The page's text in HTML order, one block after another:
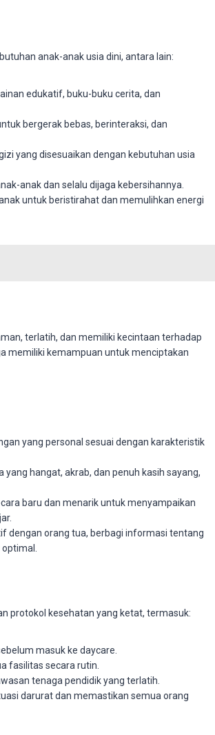
anak-anak usia dini, antara lain:
edukatif, buku-buku cerita, dan
bergerak bebas, berinteraksi, dan
yang disesuaikan dengan kebutuhan usia
anak dan selalu dijaga kebersihannya.
untuk beristirahat dan memulihkan energi
terlatih, dan memiliki kecintaan terhadap
memiliki kemampuan untuk menciptakan
yang personal sesuai dengan karakteristik
yang hangat, akrab, dan penuh kasih sayang,
baru dan menarik untuk menyampaikan
dengan orang tua, berbagi informasi tentang
protokol kesehatan yang ketat, termasuk:
masuk ke daycare.
fasilitas secara rutin.
tenaga pendidik yang terlatih.
darurat dan memastikan semua orang